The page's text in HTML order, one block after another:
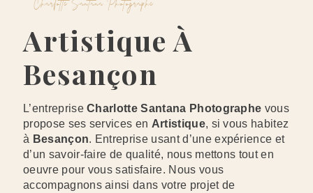
Charlotte Santana Photographe
Artistique À
Besançon
L’entrepriseCharlotte Santana Photographe vous
propose ses services en Artistique, si vous habitez
à Besançon. Entreprise usant d’une expérience et
d’un savoir-faire de qualité, nous mettons tout en
oeuvre pour vous satisfaire. Nous vous
accompagnons ainsi dans votre projet de